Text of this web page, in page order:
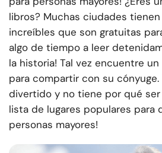
libros? Muchas ciudades
increíbles que son gratuitas
algo de tiempo a leer
la historia! Tal vez encuentre
para compartir con su cónyuge.
divertido y no tiene por qué ser
lista de lugares populares para
personas mayores!